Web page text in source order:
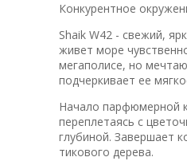
Конкурентное
Shaik W42 - свежий,
живет море
мегаполисе, но
подчеркивает ее
Начало парфюмерной
переплетаясь с
глубиной. Завершает
тикового дерева.